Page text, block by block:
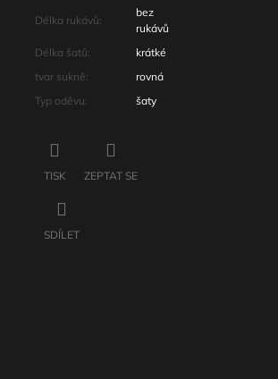
Délka rukávů:
bez
rukávů
Délka šatů:
krátké
tvar sukně:
rovná
Typ oděvu: šaty
TISK ZEPTAT SE
SDÍLET